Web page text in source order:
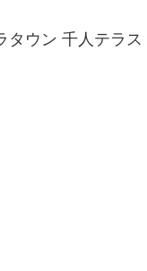
タウン 千人テラス